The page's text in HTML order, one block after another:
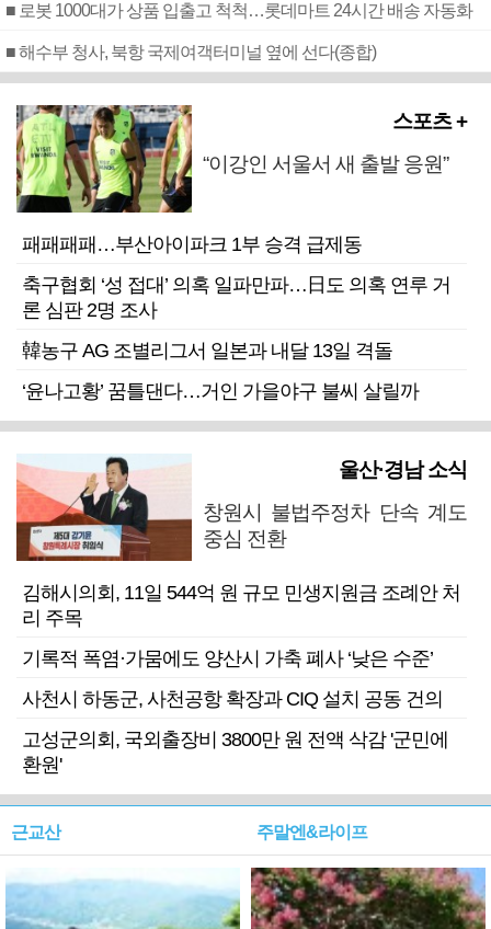
■ 로봇 1000대가 상품 입출고 척척…롯데마트 24시간 배송 자동화
■ 해수부 청사, 북항 국제여객터미널 옆에 선다(종합)
스포츠 +
“이강인 서울서 새 출발 응원”
패패패패…부산아이파크 1부 승격 급제동
축구협회 ‘성 접대’ 의혹 일파만파…日도 의혹 연루 거
론 심판 2명 조사
韓농구 AG 조별리그서 일본과 내달 13일 격돌
‘윤나고황’ 꿈틀댄다…거인 가을야구 불씨 살릴까
울산·경남 소식
창원시 불법주정차 단속 계도
중심 전환
김해시의회, 11일 544억 원 규모 민생지원금 조례안 처
리 주목
기록적 폭염·가뭄에도 양산시 가축 폐사 ‘낮은 수준’
사천시 하동군, 사천공항 확장과 CIQ 설치 공동 건의
고성군의회, 국외출장비 3800만 원 전액 삭감 '군민에
환원'
근교산 주말엔&라이프